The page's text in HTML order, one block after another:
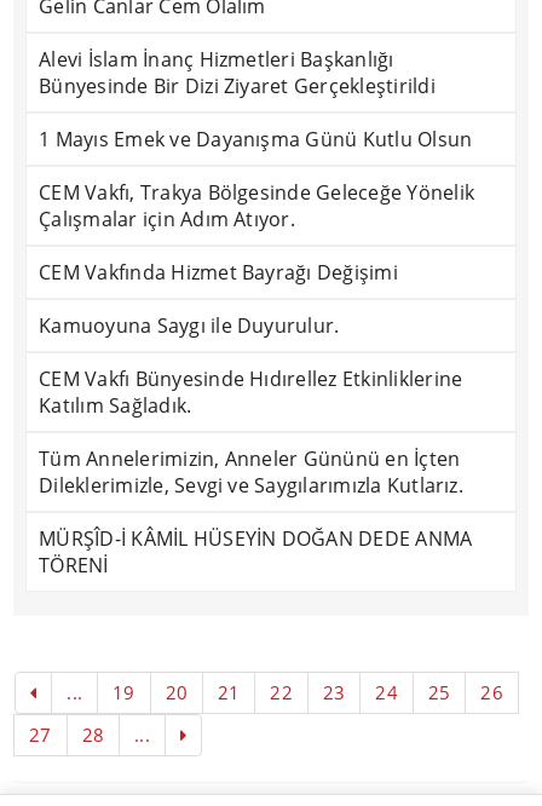
Gelin Canlar Cem Olalım
Alevi İslam İnanç Hizmetleri Başkanlığı
Bünyesinde Bir Dizi Ziyaret Gerçekleştirildi
1 Mayıs Emek ve Dayanışma Günü Kutlu Olsun
CEM Vakfı, Trakya Bölgesinde Geleceğe Yönelik
Çalışmalar için Adım Atıyor.
CEM Vakfında Hizmet Bayrağı Değişimi
Kamuoyuna Saygı ile Duyurulur.
CEM Vakfı Bünyesinde Hıdırellez Etkinliklerine
Katılım Sağladık.
Tüm Annelerimizin, Anneler Gününü en İçten
Dileklerimizle, Sevgi ve Saygılarımızla Kutlarız.
MÜRŞÎD-İ KÂMİL HÜSEYİN DOĞAN DEDE ANMA
TÖRENİ
... 19 20 21 22 23 24 25
26
27
28 ...